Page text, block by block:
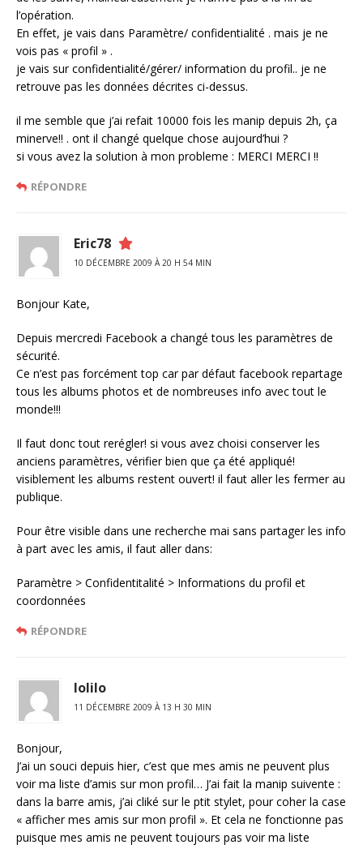
l’opération.
En effet, je vais dans Paramètre/ confidentialité . mais je ne
vois pas « profil » .
je vais sur confidentialité/gérer/ information du profil.. je ne
retrouve pas les données décrites ci-dessus.
il me semble que j’ai refait 10000 fois les manip depuis 2h, ça
minerve!! . ont il changé quelque chose aujourd’hui ?
si vous avez la solution à mon probleme : MERCI MERCI !!
RÉPONDRE
Eric78
10 DÉCEMBRE 2009 À 20 H 54 MIN
Bonjour Kate,
Depuis mercredi Facebook a changé tous les paramètres de
sécurité.
Ce n’est pas forcément top car par défaut facebook repartage
tous les albums photos et de nombreuses info avec tout le
monde!!!
Il faut donc tout rerégler! si vous avez choisi conserver les
anciens paramètres, vérifier bien que ça été appliqué!
visiblement les albums restent ouvert! il faut aller les fermer au
publique.
Pour être visible dans une recherche mai sans partager les info
à part avec les amis, il faut aller dans:
Paramètre > Confidentitalité > Informations du profil et
coordonnées
RÉPONDRE
lolilo
11 DÉCEMBRE 2009 À 13 H 30 MIN
Bonjour,
J’ai un souci depuis hier, c’est que mes amis ne peuvent plus
voir ma liste d’amis sur mon profil… J’ai fait la manip suivente :
dans la barre amis, j’ai cliké sur le ptit stylet, pour coher la case
« afficher mes amis sur mon profil ». Et cela ne fonctionne pas
puisque mes amis ne peuvent toujours pas voir ma liste